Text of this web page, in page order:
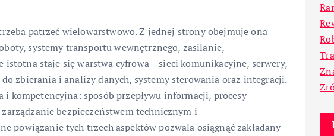
patrzeć wielowarstwowo. Z jednej strony obejmuje ona
systemy transportu wewnętrznego, zasilanie,
staje się warstwa cyfrowa – sieci komunikacyjne, serwery,
zbierania i analizy danych, systemy sterowania oraz integracji.
kompetencyjna: sposób przepływu informacji, procesy
bezpieczeństwem technicznym i
powiązanie tych trzech aspektów pozwala osiągnąć zakładany